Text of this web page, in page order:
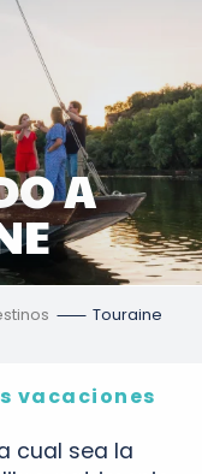
A
Touraine
vacaciones
cual sea la